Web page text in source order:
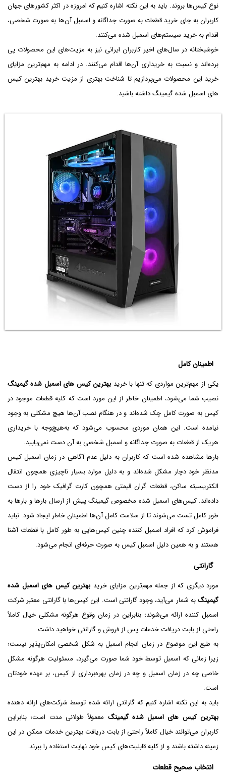
نوع کیس‌ها بروند. باید به این نکته اشاره کنیم که امروزه در اکثر کشورهای جهان
کاربران به جای خرید قطعات به صورت جداگانه و اسمبل آن‌ها به صورت شخصی،
اقدام به خرید سیستم‌های اسمبل شده می‌کنند.
خوشبختانه در سال‌های اخیر کاربران ایرانی نیز به مزیت‌های این محصولات پی
برده‌اند و نسبت به خریداری آن‌ها اقدام می‌کنند. در ادامه به مهم‌ترین مزایای
خرید این محصولات می‌پردازیم تا شناخت بهتری از مزیت خرید بهترین کیس
های اسمبل شده گیمینگ داشته باشید.
اطمینان کامل
یکی از مهم‌ترین مواردی که تنها با خرید بهترین کیس های اسمبل شده گیمینگ
نصیب شما می‌شود، اطمینان خاطر از این مورد است که کلیه قطعات موجود در
کیس به صورت کامل چک شده‌اند و در هنگام نصب آن‌ها هیچ مشکلی به وجود
نیامده است. این همان موردی محسوب می‌شود که به‌هیچ‌وجه با خریداری
هریک از قطعات به صورت جداگانه و اسمبل شخصی به آن‌ دست نمی‌یابید.
بارها مشاهده شده است که کاربران به دلیل عدم آگاهی در زمان اسمبل کیس
مدنظر خود دچار مشکل شده‌اند و به دلیل موارد بسیار ناچیزی همچون انتقال
الکتریسیته ساکن، قطعات گران قیمتی همچون کارت گرافیک خود را از دست
داده‌اند. کیس‌های اسمبل شده مخصوص گیمینگ پیش از ارسال بارها و بارها به
طور کامل تست می‌شوند تا از سلامت کامل آن‌ها اطمینان خاطر ایجاد شود. نباید
فراموش کرد که افراد اسمبل کننده چنین کیس‌هایی به طور کامل با قطعات آشنا
هستند و به همین دلیل اسمبل کیس به صورت حرفه‌ای انجام می‌شود.
گارانتی
مورد دیگری که از جمله مهم‌ترین مزایای خرید بهترین کیس های اسمبل شده
گیمینگبه شمار می‌آید، وجود گارانتی است. این کیس‌ها با گارانتی معتبر شرکت
اسمبل کننده ارائه می‌شوند؛ بنابراین در زمان وقوع هرگونه مشکلی خیال کاملاً
راحتی از بابت دریافت خدمات پس از فروش و گارانتی خواهید داشت.
به طبع این موضوع در زمان انجام اسمبل به شکل شخصی امکان‌پذیر نیست؛
زیرا زمانی که اسمبل توسط خود شما صورت می‌گیرد، مسئولیت هرگونه مشکل
خاصی چه در زمان اسمبل و چه در زمان بهره‌برداری از کیس، بر عهده خودتان
است.
باید به این نکته اشاره کنیم که گارانتی ارائه شده توسط شرکت‌های ارائه دهنده
بهترین کیس های اسمبل شده گیمینگ معمولاً طولانی مدت است؛ بنابراین‌‌
کاربران می‌توانند خیال کاملاً راحتی از بابت دریافت بهترین خدمات ممکن در این
زمینه داشته باشند و از کلیه قابلیت‌های کیس خود نهایت استفاده را ببرند.
انتخاب صحیح قطعات